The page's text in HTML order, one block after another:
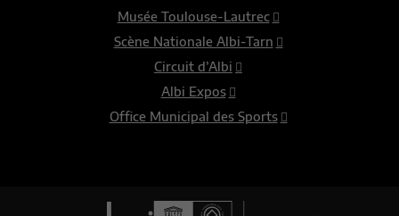
Musée Toulouse-Lautrec
Scène Nationale Albi-Tarn
Circuit d’Albi
Albi Expos
Office Municipal des Sports